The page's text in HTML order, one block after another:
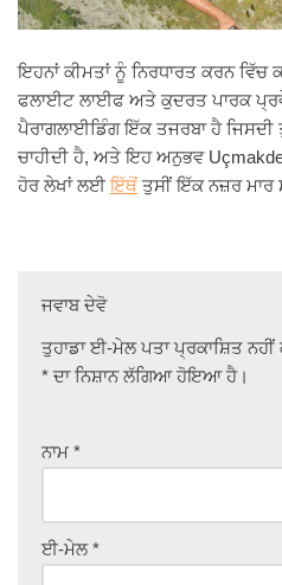
ਇਹਨਾਂ ਕੀਮਤਾਂ ਨੂੰ ਨਿਰਧਾਰਤ ਕਰਨ ਵਿੱਚ
ਫਲਾਈਟ ਲਾਈਫ ਅਤੇ ਕੁਦਰਤ ਪਾਰਕ
ਪੈਰਾਗਲਾਈਡਿੰਗ ਇੱਕ ਤਜਰਬਾ ਹੈ ਜਿਸਦੀ
ਚਾਹੀਦੀ ਹੈ, ਅਤੇ ਇਹ ਅਨੁਭਵ
ਹੋਰ ਲੇਖਾਂ ਲਈਇੱਥੋਂ ਤੁਸੀਂ ਇੱਕ ਨਜ਼ਰ ਮਾਰ
ਜਵਾਬ ਦੇਵੋ
ਤੁਹਾਡਾ ਈ-ਮੇਲ ਪਤਾ ਪ੍ਰਕਾਸ਼ਿਤ ਨਹੀਂ
* ਦਾ ਨਿਸ਼ਾਨ ਲੱਗਿਆ ਹੋਇਆ ਹੈ।
ਨਾਮ *
ਈ-ਮੇਲ*